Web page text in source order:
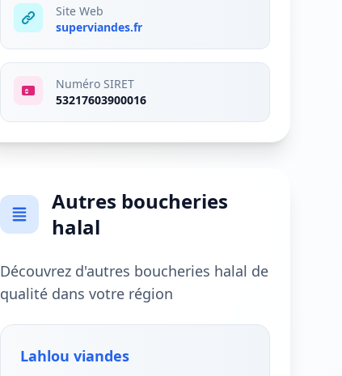
Site Web
superviandes.fr
Numéro SIRET
53217603900016
Autres boucheries
halal
Découvrez d'autres boucheries halal de
qualité dans votre région
Lahlou viandes